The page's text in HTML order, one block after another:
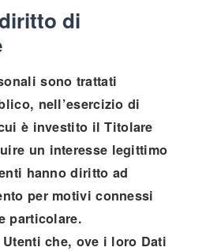
di
sono trattati
nell’esercizio di
è investito il Titolare
un interesse legittimo
hanno diritto ad
per motivi connessi
particolare.
che, ove i loro Dati